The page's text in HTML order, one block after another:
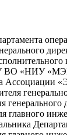
ВО «НИУ
Ассоциации
главного